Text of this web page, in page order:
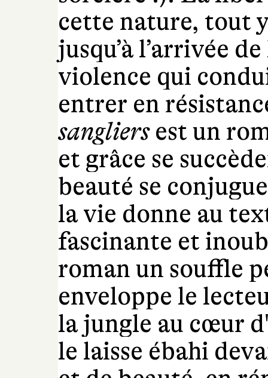
cette nature, tout y
jusqu’à l’arrivée
violence qui
entrer en
sangliersest un
et grâce se
beauté se
la vie donne au
fascinante et
roman un souffle
enveloppe le
la jungle au cœur
le laisse ébahi